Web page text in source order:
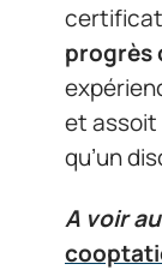
progrès
et assoit
qu’un
A voir